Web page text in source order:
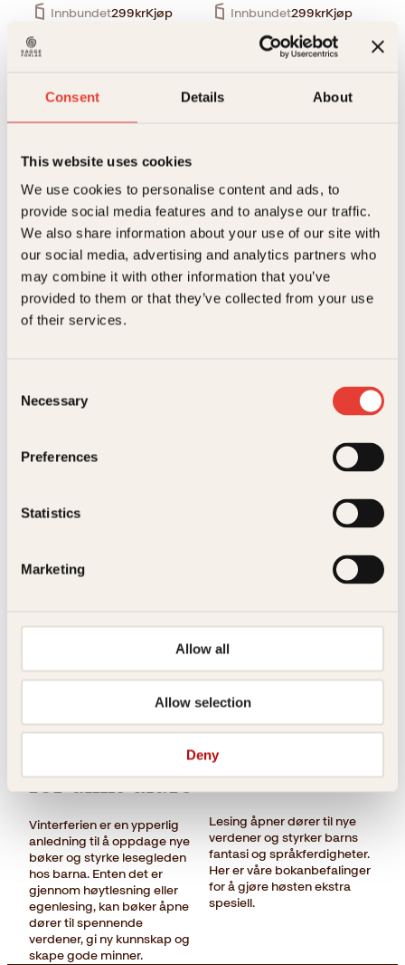
Consent Details About
This website uses cookies
We use cookies to personalise content and ads, to
provide social media features and to analyse our traffic.
We also share information about your use of our site with
our social media, advertising and analytics partners who
may combine it with other information that you’ve
provided to them or that they’ve collected from your use
of their services.
Selection
Necessary
Preferences
Statistics
Marketing
Allow all
Allow selection
Deny
Innbundet299krKjøp Innbundet299krKjøp
Påskeferie
kortere med
Tips til påsken: Lydbøker og
underholdende.
Påskekrim for
store og små
engasjerende mysterier for
barn, har vi samlet noen
anbefalinger som garantert
Leseglede i
vinterferien:
Anbefalte
for ulike aldre
Vinterferien er en ypperlig
anledning til å oppdage nye
bøker og styrke lesegleden
hos barna. Enten det er
gjennom høytlesning eller
egenlesing, kan bøker åpne
dører til spennende
verdener, gi ny kunnskap og
skape gode minner.
Bøker barna
elsker: Fra
mysterier til
magi og
historie 🍂📚
Lesing åpner dører til nye
verdener og styrker barns
fantasi og språkferdigheter.
Her er våre bokanbefalinger
for å gjøre høsten ekstra
spesiell.